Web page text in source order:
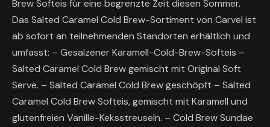
Brew Softeis für eine begrenzte Zeit diesen Sommer.
Das Salted Caramel Cold Brew-Sortiment von Carvel ist
ab sofort an teilnehmenden Standorten erhältlich und
umfasst: – Gesalzener Karamell-Cold-Brew-Softeis –
Salted Caramel Cold Brew gemischt mit Original Soft
Serve. – Salted Caramel Cold Brew geschöpft – Salted
Caramel Cold Brew Softeis, gemischt mit Karamell und
glutenfreien Vanille-Keksstreuseln. – Cold Brew Sundae